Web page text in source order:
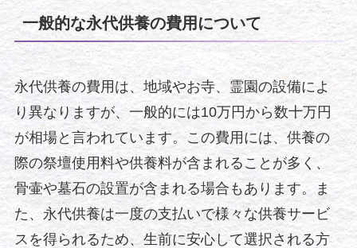
一般的な永代供養の費用について
永代供養の費用は、地域やお寺、霊園の設備によ
り異なりますが、一般的には10万円から数十万円
が相場と言われています。この費用には、供養の
際の祭壇使用料や供養料が含まれることが多く、
骨壷や墓石の設置が含まれる場合もあります。ま
た、永代供養は一度の支払いで様々な供養サービ
スを得られるため、生前に安心して選択される方